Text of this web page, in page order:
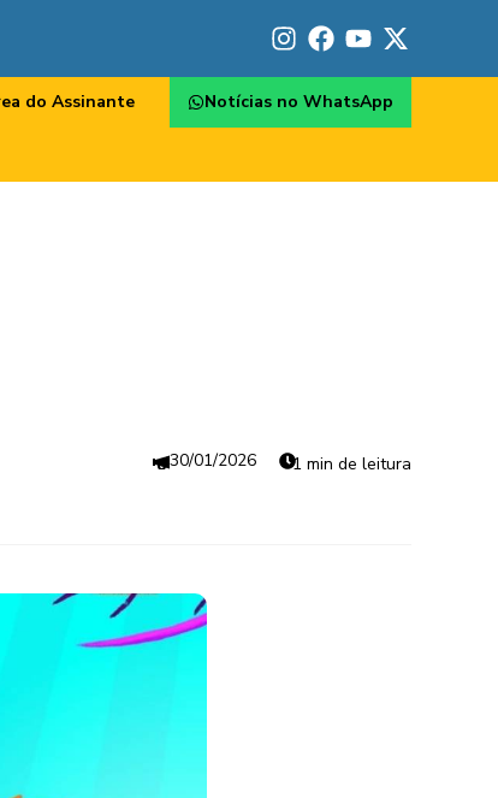
do Assinante Notícias no WhatsApp
30/01/2026 1 min de leitura